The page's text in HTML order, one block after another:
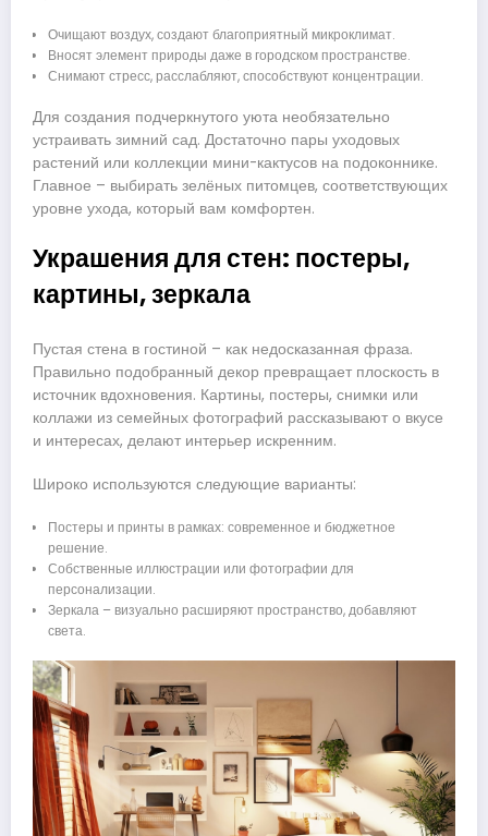
Очищают воздух, создают благоприятный микроклимат.
Вносят элемент природы даже в городском пространстве.
Снимают стресс, расслабляют, способствуют концентрации.
Для создания подчеркнутого уюта необязательно
устраивать зимний сад. Достаточно пары уходовых
растений или коллекции мини-кактусов на подоконнике.
Главное – выбирать зелёных питомцев, соответствующих
уровне ухода, который вам комфортен.
Украшения для стен: постеры,
картины, зеркала
Пустая стена в гостиной – как недосказанная фраза.
Правильно подобранный декор превращает плоскость в
источник вдохновения. Картины, постеры, снимки или
коллажи из семейных фотографий рассказывают о вкусе
и интересах, делают интерьер искренним.
Широко используются следующие варианты:
Постеры и принты в рамках: современное и бюджетное
решение.
Собственные иллюстрации или фотографии для
персонализации.
Зеркала – визуально расширяют пространство, добавляют
света.